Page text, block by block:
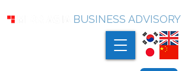
BUSINESS ADVISORY